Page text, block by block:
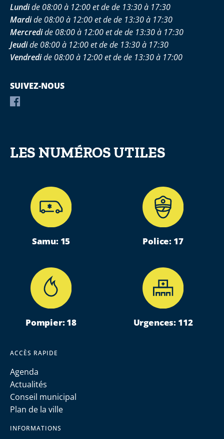
Lundide 08:00 à 12:00 et de de 13:30 à 17:30
Mardide 08:00 à 12:00 et de de 13:30 à 17:30
Mercredide 08:00 à 12:00 et de de 13:30 à 17:30
Jeudide 08:00 à 12:00 et de de 13:30 à 17:30
Vendredide 08:00 à 12:00 et de de 13:30 à 17:00
SUIVEZ-NOUS
LES NUMÉROS UTILES
Samu: 15 Police: 17
Pompier: 18 Urgences: 112
ACCÈS RAPIDE
Agenda
Actualités
Conseil municipal
Plan de la ville
INFORMATIONS